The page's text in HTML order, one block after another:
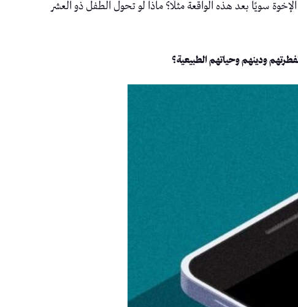
سويًا بعد هذه الواقعة مثلًا؟ ماذا لو تحول الطفل ذو العشر
ودينهم وحياتهم الطبيعية؟